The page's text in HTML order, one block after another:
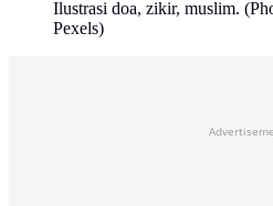
Ilustrasi doa, zikir, muslim.
Pexels)